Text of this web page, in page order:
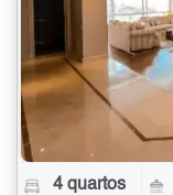
4 quartos